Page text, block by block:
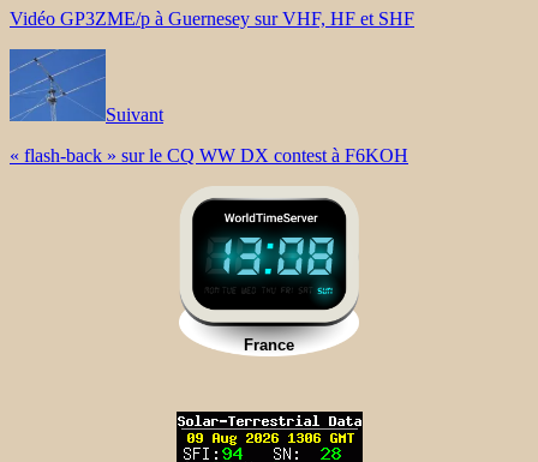
Vidéo GP3ZME/p à Guernesey sur VHF, HF et SHF
Suivant
« flash-back » sur le CQ WW DX contest à F6KOH